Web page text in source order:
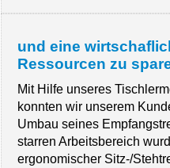
und eine
Ressourcen zu
Mit Hilfe unseres
konnten wir unserem
Umbau seines
starren Arbeitsbereich
ergonomischer Sitz-/